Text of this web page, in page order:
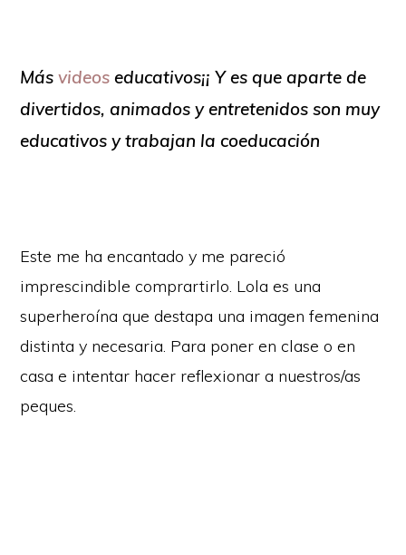
Másvideoseducativos¡¡ Y es que aparte de
divertidos, animados y entretenidos son muy
educativos y trabajan la coeducación
Este me ha encantado y me pareció
imprescindible comprartirlo. Lola es una
superheroína que destapa una imagen femenina
distinta y necesaria. Para poner en clase o en
casa e intentar hacer reflexionar a nuestros/as
peques.